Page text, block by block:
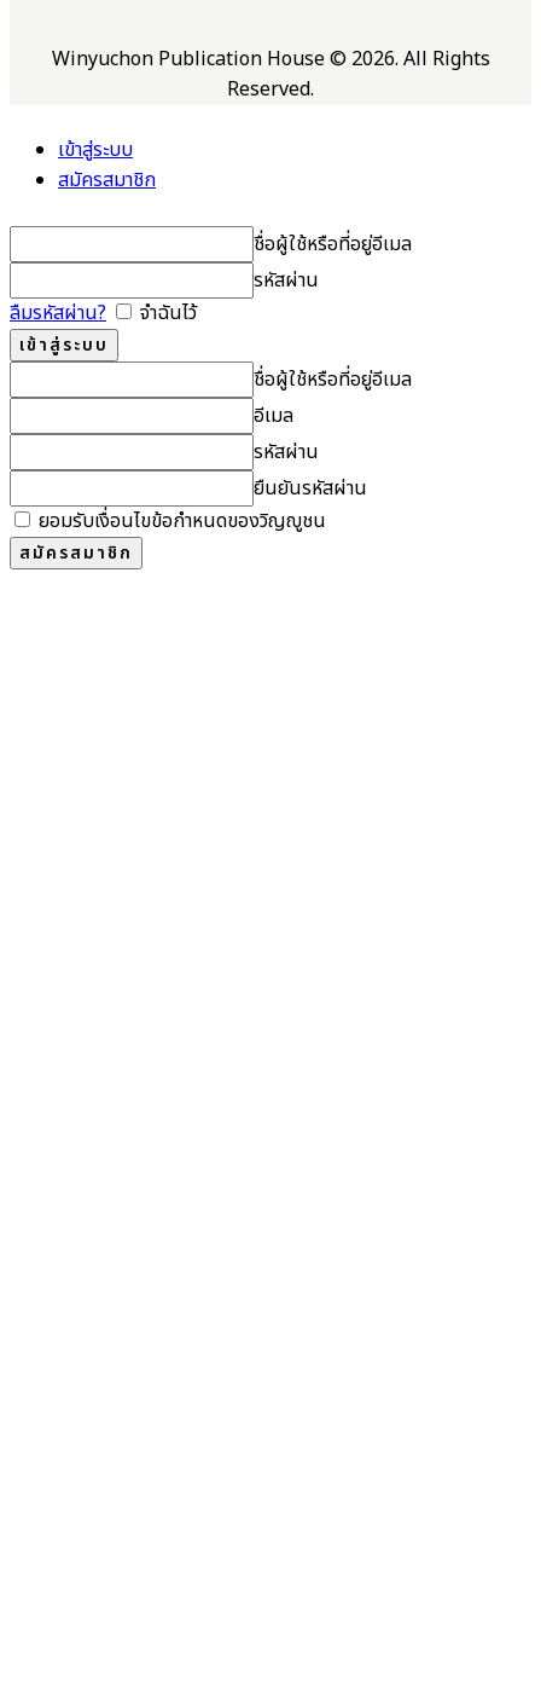
Winyuchon Publication House © 2026. All Rights
Reserved.
เข้าสู่ระบบ
สมัครสมาชิก
ชื่อผู้ใช้หรือที่อยู่อีเมล
รหัสผ่าน
ลืมรหัสผ่าน?
จำฉันไว้
ชื่อผู้ใช้หรือที่อยู่อีเมล
อีเมล
รหัสผ่าน
ยืนยันรหัสผ่าน
ยอมรับเงื่อนไขข้อกำหนดของวิญญูชน